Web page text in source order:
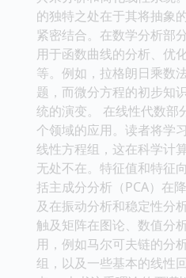
的独特之处在于其将抽象
紧密结合。在数学分析部
用于函数曲线的分析、优
等。例如，拉格朗日乘数
题，而微分方程的初步知
统的演变。 在线性代数部
个领域的应用。读者将学
线性方程组，这在科学计
无处不在。特征值和特征
括主成分分析（PCA）在
及在振动分析和稳定性分
触及矩阵在图论、数值分
用，例如马尔可夫链的分
组，以及一些基本的线性